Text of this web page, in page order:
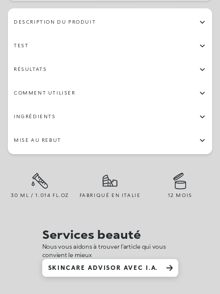
DESCRIPTION DU PRODUIT
TEST
RÉSULTATS
COMMENT UTILISER
INGRÉDIENTS
MISE AU REBUT
30 ML / 1.014 FL.OZ FABRIQUÉ EN ITALIE 12 MOIS
Services beauté
Nous vous aidons à trouver l'article qui vous
convient le mieux
SKINCARE ADVISOR AVEC I.A.